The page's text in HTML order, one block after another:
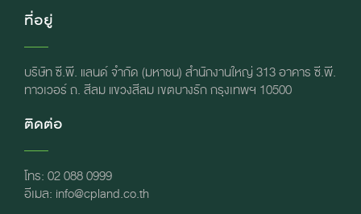
ที่อยู่
บริษัท ซี.พี. แลนด์ จำกัด (มหาชน) สำนักงานใหญ่ 313 อาคาร ซี.พี.
ทาวเวอร์ ถ. สีลม แขวงสีลม เขตบางรัก กรุงเทพฯ 10500
ติดต่อ
โทร: 02 088 0999
อีเมล: info@cpland.co.th